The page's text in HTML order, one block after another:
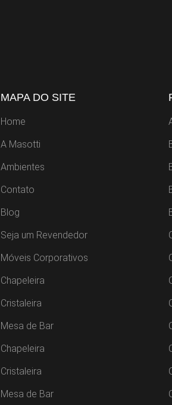
MAPA DO SITE
Home
A Masotti
Ambientes
Contato
Blog
Seja um Revendedor
Móveis Corporativos
Chapeleira
Cristaleira
Mesa de Bar
Chapeleira
Cristaleira
Mesa de Bar